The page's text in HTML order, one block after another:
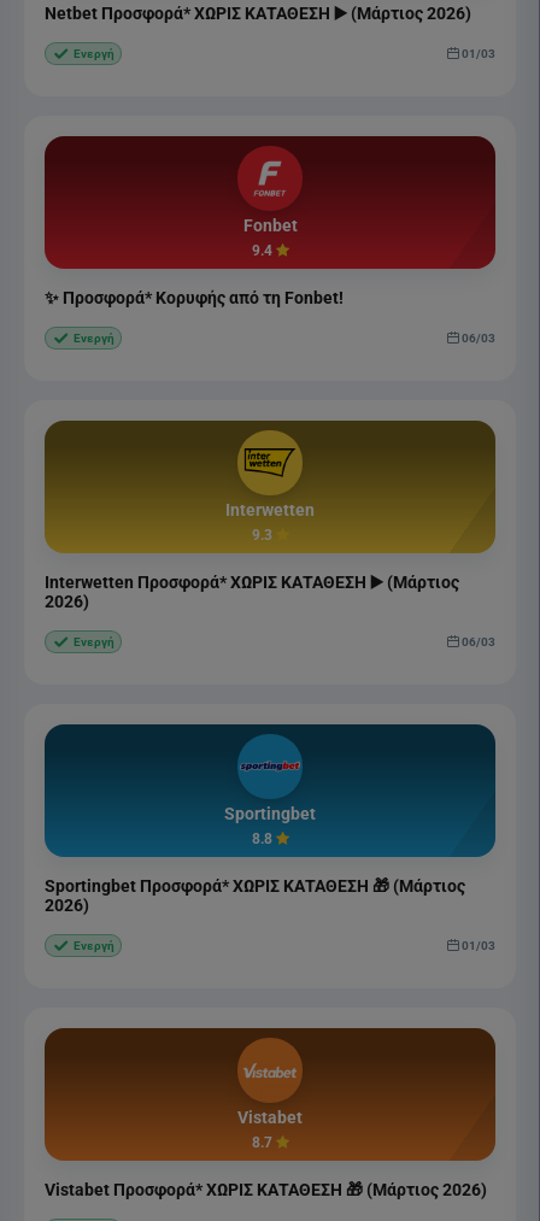
Netbet Προσφορά* ΧΩΡΙΣ ΚΑΤΑΘΕΣΗ ▶️ (Μάρτιος 2026)
Ενεργή 01/03
Fonbet
9.4
✨ Προσφορά* Κορυφής από τη Fonbet!
Ενεργή 06/03
Interwetten
9.3
Interwetten Προσφορά* ΧΩΡΙΣ ΚΑΤΑΘΕΣΗ ▶️ (Μάρτιος
2026)
Ενεργή 06/03
Sportingbet
8.8
Sportingbet Προσφορά* ΧΩΡΙΣ ΚΑΤΑΘΕΣΗ 🎁 (Μάρτιος
2026)
Ενεργή 01/03
Vistabet
8.7
Vistabet Προσφορά* ΧΩΡΙΣ ΚΑΤΑΘΕΣΗ 🎁 (Μάρτιος 2026)